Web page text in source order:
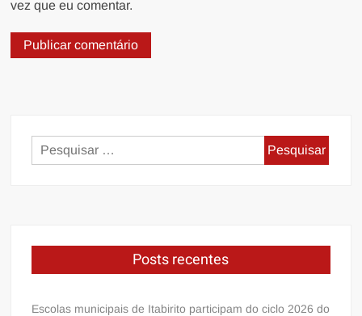
vez que eu comentar.
Pesquisar
por:
Posts recentes
Escolas municipais de Itabirito participam do ciclo 2026 do